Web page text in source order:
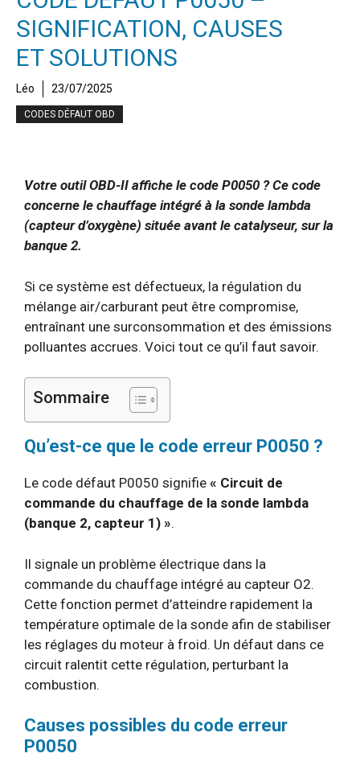
SIGNIFICATION, CAUSES
ET SOLUTIONS
Léo 23/07/2025
CODES DÉFAUT OBD
Votre outil OBD-II affiche le code P0050 ? Ce code
concerne le chauffage intégré à la sonde lambda
(capteur d’oxygène) située avant le catalyseur, sur la
banque 2.
Si ce système est défectueux, la régulation du
mélange air/carburant peut être compromise,
entraînant une surconsommation et des émissions
polluantes accrues. Voici tout ce qu’il faut savoir.
Sommaire
Qu’est-ce que le code erreur P0050 ?
Le code défaut P0050 signifie « Circuit de
commande du chauffage de la sonde lambda
(banque 2, capteur 1) ».
Il signale un problème électrique dans la
commande du chauffage intégré au capteur O2.
Cette fonction permet d’atteindre rapidement la
température optimale de la sonde afin de stabiliser
les réglages du moteur à froid. Un défaut dans ce
circuit ralentit cette régulation, perturbant la
combustion.
Causes possibles du code erreur
P0050